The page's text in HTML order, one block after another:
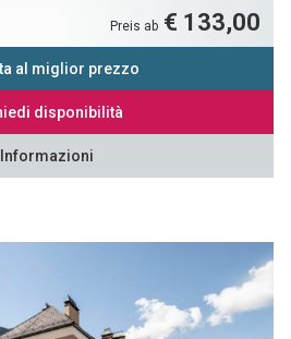
Preis ab € 133,00
al miglior prezzo
disponibilità
Informazioni